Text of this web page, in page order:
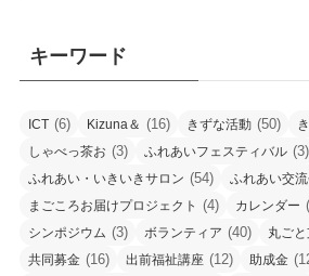
キーワード
ICT (6) Kizuna＆ (16) きずな活動 (50)
しゃべっ茶お (3) ふれあいフェスティバル (3)
ふれあい・いきいきサロン (54) ふれあい交
まごころお届けプロジェクト (4) カレンダー
シンポジウム (3) ボランティア (40) 丸ご
共同募金 (16) 出前福祉講座 (12) 助成金